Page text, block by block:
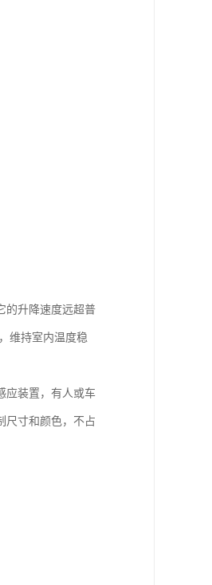
的升降速度远超普
维持室内温度稳
应装置，有人或车
尺寸和颜色，不占